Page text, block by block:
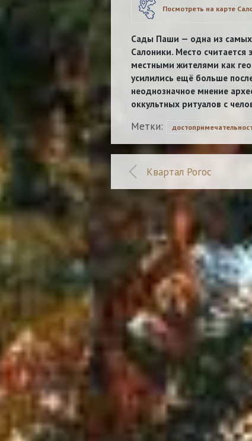
Посмотреть на карте
Сады Паши — одна из самых
Салоники. Место считается
местными жителями как
усилились ещё больше
неоднозначное мнение
оккультных ритуалов с
Метки:
Квартал Рогос